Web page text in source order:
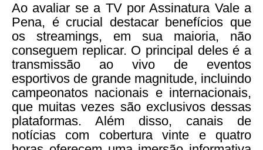
Ao avaliar se a TV por Assinatura Vale a
Pena, é crucial destacar benefícios que
os streamings, em sua maioria, não
conseguem replicar. O principal deles é a
transmissão ao vivo de eventos
esportivos de grande magnitude, incluindo
campeonatos nacionais e internacionais,
que muitas vezes são exclusivos dessas
plataformas. Além disso, canais de
notícias com cobertura vinte e quatro